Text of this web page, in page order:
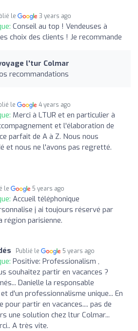
le 3 years ago
Conseil au top ! Vendeuses à
choix des clients ! Je recommande
l'tur Colmar
recommandations
le 4 years ago
Merci à LTUR et en particulier à
et l'élaboration de
parfait de A à Z. Nous nous
et nous ne l'avons pas regretté.
le 5 years ago
Accueil téléphonique
j ai toujours réservé par
région parisienne.
Publié le 5 years ago
Positive: Professionalism ,
souhaitez partir en vacances ?
Danielle la responsable
d'un professionnalisme unique... En
partir en vacances.... pas de
une solution chez ltur Colmar...
A très vite.